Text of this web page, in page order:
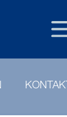
KONTAKT